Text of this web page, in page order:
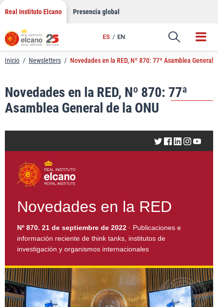
Saltar
contenido
Real Instituto Elcano Presencia global
ES EN
Enlace
Inicio / Newsletters / Novedades en la RED, Nº 870: 77ª Asamblea General
Novedades en la RED, Nº 870: 77ª
Asamblea General de la ONU